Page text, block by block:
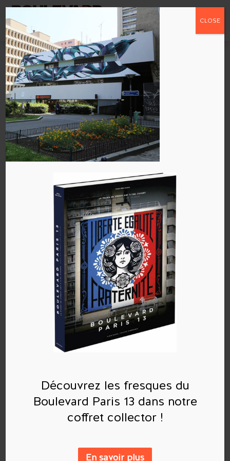
PANTONIO-fragile-
agile-streetart13-
480
paradmin|Mai 17, 2018
Archives
Découvrez les fresques du
Boulevard Paris 13 dans notre
coffret collector !
En savoir plus
CLOSE